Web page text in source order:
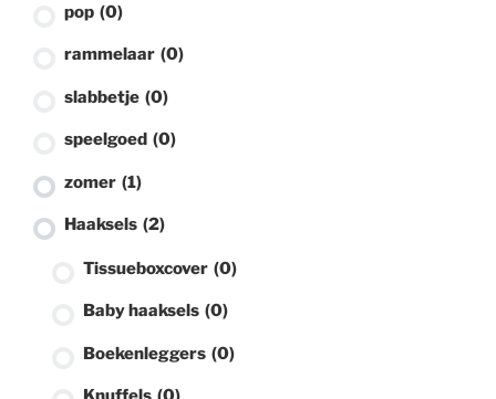
pop (0)
rammelaar (0)
slabbetje (0)
speelgoed (0)
zomer (1)
Haaksels (2)
Tissueboxcover (0)
Baby haaksels (0)
Boekenleggers (0)